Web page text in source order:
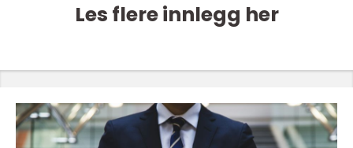
Les flere innlegg her